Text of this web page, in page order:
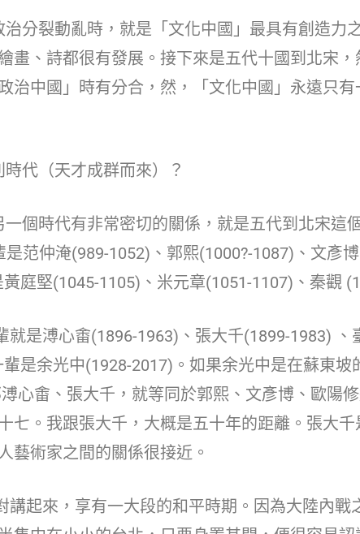
分裂動亂時，就是「文化中國」最具有創造力
畫、詩都很有發展。接下來是五代十國到北宋
治中國」時有分合，然，「文化中國」永遠只
代（天才成群而來）？
個時代有非常密切的關係，就是五代到北宋這
范仲淹(989-1052)、郭熙(1000?-1087)、文彥
庭堅(1045-1105)、米元章(1051-1107)、秦觀
是溥心畬(1896-1963)、張大千(1899-1983) 、
是余光中(1928-2017)。如果余光中是在蘇東
心畬、張大千，就等同於郭熙、文彥博、歐陽
七。我跟張大千，大概是五十年的距離。張大
藝術家之間的關係很接近。
起來，享有一大段的和平時期。因為大陸內戰